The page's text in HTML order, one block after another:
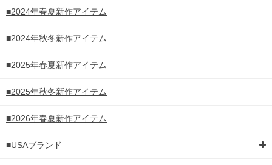
■2024年春夏新作アイテム
■2024年秋冬新作アイテム
■2025年春夏新作アイテム
■2025年秋冬新作アイテム
■2026年春夏新作アイテム
■USAブランド